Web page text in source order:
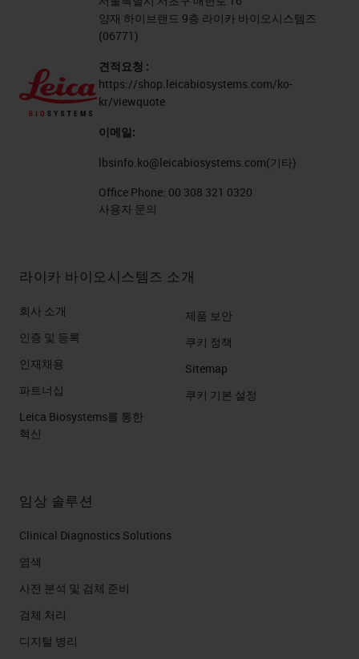
양재 하이브랜드 9층 라이카 바이오시스템즈
(06771)
견적요청 :
https://shop.leicabiosystems.com/ko-
kr/viewquote
이메일:
lbsinfo.ko@leicabiosystems.com(기타)
Office Phone: 00 308 321 0320
사용자 문의
라이카 바이오시스템즈 소개
회사 소개
인증 및 등록
인재채용
파트너십
Leica Biosystems를 통한
혁신
제품 보안
쿠키 정책
Sitemap
쿠키 기본 설정
임상 솔루션
Clinical Diagnostics Solutions
염색
사전 분석 및 검체 준비
검체 처리
디지털 병리